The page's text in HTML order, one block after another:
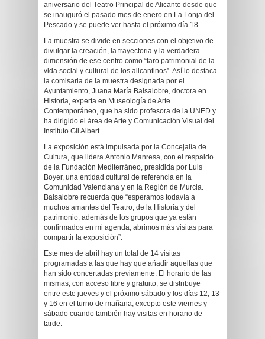
aniversario del Teatro Principal de Alicante desde que
se inauguró el pasado mes de enero en La Lonja del
Pescado y se puede ver hasta el próximo día 18.
La muestra se divide en secciones con el objetivo de
divulgar la creación, la trayectoria y la verdadera
dimensión de ese centro como “faro patrimonial de la
vida social y cultural de los alicantinos”. Así lo destaca
la comisaria de la muestra designada por el
Ayuntamiento, Juana María Balsalobre, doctora en
Historia, experta en Museología de Arte
Contemporáneo, que ha sido profesora de la UNED y
ha dirigido el área de Arte y Comunicación Visual del
Instituto Gil Albert.
La exposición está impulsada por la Concejalía de
Cultura, que lidera Antonio Manresa, con el respaldo
de la Fundación Mediterráneo, presidida por Luis
Boyer, una entidad cultural de referencia en la
Comunidad Valenciana y en la Región de Murcia.
Balsalobre recuerda que “esperamos todavía a
muchos amantes del Teatro, de la Historia y del
patrimonio, además de los grupos que ya están
confirmados en mi agenda, abrimos más visitas para
compartir la exposición”.
Este mes de abril hay un total de 14 visitas
programadas a las que hay que añadir aquellas que
han sido concertadas previamente. El horario de las
mismas, con acceso libre y gratuito, se distribuye
entre este jueves y el próximo sábado y los días 12, 13
y 16 en el turno de mañana, excepto este viernes y
sábado cuando también hay visitas en horario de
tarde.